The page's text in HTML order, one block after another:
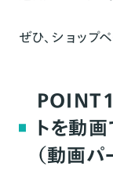
ぜひ、ショップ
トを動
（動画パ